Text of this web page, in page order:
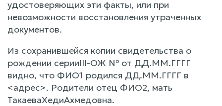
удостоверяющих эти факты, или при
невозможности восстановления утраченных
документов.
Из сохранившейся копии свидетельства о
рождении серииIII-ОЖ № от ДД.ММ.ГГГГ
видно, что ФИО1 родился ДД.ММ.ГГГГ в
<адрес>. Родители отец ФИО2, мать
ТакаеваХедиАхмедовна.